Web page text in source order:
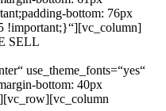
bottom: 76px
!important;}“][vc_column]
SELL
use_theme_fonts=“yes“
bottom: 40px